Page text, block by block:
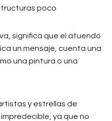
poco
significa que el atuendo
un mensaje, cuenta una
una pintura o una
y estrellas de
ya que no